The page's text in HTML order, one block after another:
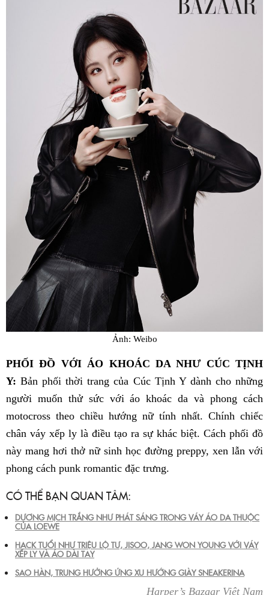
Ảnh: Weibo
PHỐI ĐỒ VỚI ÁO KHOÁC DA NHƯ CÚC TỊNH
Y:Bản phối thời trang của Cúc Tịnh Y dành cho những
người muốn thử sức với áo khoác da và phong cách
motocross theo chiều hướng nữ tính nhất. Chính chiếc
chân váy xếp ly là điều tạo ra sự khác biệt. Cách phối đồ
này mang hơi thở nữ sinh học đường preppy, xen lẫn với
phong cách punk romantic đặc trưng.
CÓ THỂ BẠN QUAN TÂM:
DƯƠNG MỊCH TRẮNG NHƯ PHÁT SÁNG TRONG VÁY ÁO DA THUỘC
CỦA LOEWE
HACK TUỔI NHƯ TRIỆU LỘ TƯ, JISOO, JANG WON YOUNG VỚI VÁY
XẾP LY VÀ ÁO DÀI TAY
SAO HÀN, TRUNG HƯỞNG ỨNG XU HƯỚNG GIÀY SNEAKERINA
Harper’s Bazaar Việt Nam